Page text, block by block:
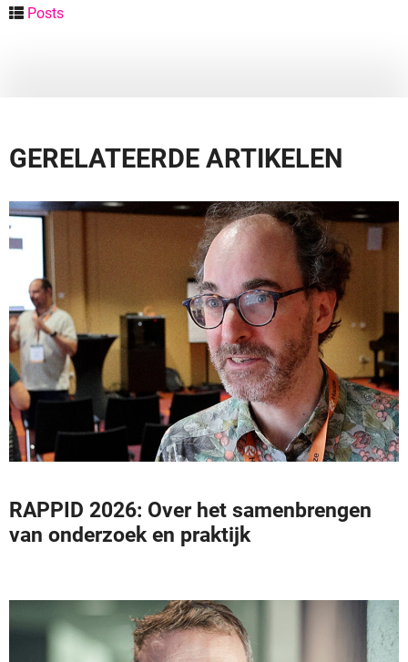
Posts
GERELATEERDE ARTIKELEN
RAPPID 2026: Over het samenbrengen
van onderzoek en praktijk